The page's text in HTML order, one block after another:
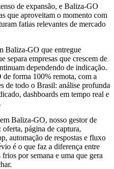
de expansão, e Baliza-GO
que aproveitam o momento com
fatias relevantes de mercado
Baliza-GO que entregue
separa empresas que crescem de
dependendo de indicação.
forma 100% remota, com a
de todo o Brasil: análise profunda
dashboards em tempo real e
Baliza-GO, nosso gestor de
página de captura,
automação de respostas e fluxo
é o que faz a diferença entre
por semana e uma que gera